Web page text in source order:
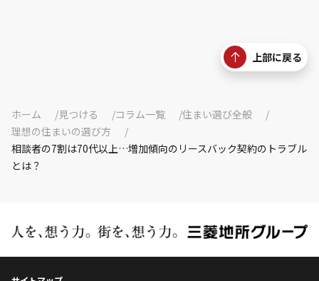
上部に戻る
ホーム 見つける コラム一覧
住まい選び全般
理想の住まいの選び方
相談者の7割は70代以上…増加傾向のリースバック契約のトラブル
とは？